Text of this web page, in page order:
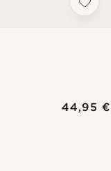
44,95 €